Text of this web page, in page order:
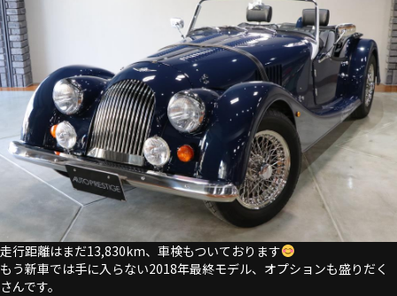
走行距離はまだ13,830km、車検もついております
もう新車では手に入らない2018年最終モデル、オプションも盛りだく
さんです。